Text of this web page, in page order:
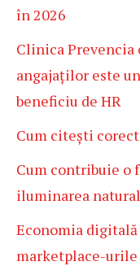
în 2026
Clinica Prevencia
angajaților este
beneficiu de HR
Cum citești
Cum contribuie o
iluminarea
Economia
marketplace-